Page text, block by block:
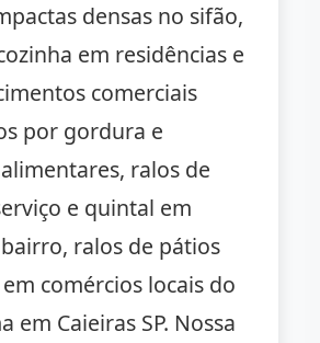
densas no sifão,
em residências e
comerciais
por gordura e
ralos de
e quintal em
ralos de pátios
comércios locais do
em Caieiras SP. Nossa